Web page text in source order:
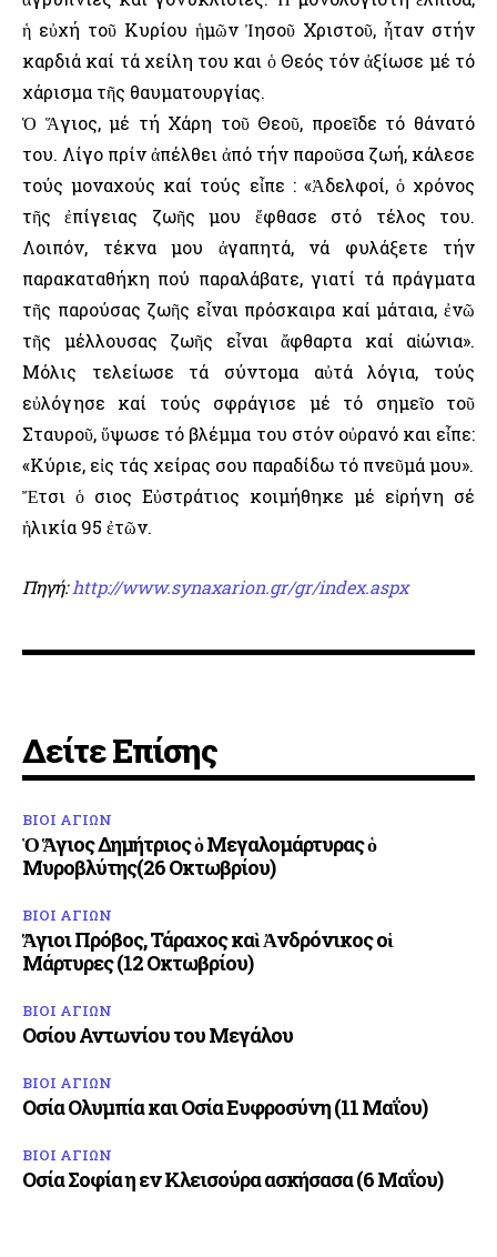
ἡ εὐχή τοῦ Κυρίου ἡμῶν Ἰησοῦ Χριστοῦ, ἦταν στήν
καρδιά καί τά χείλη του και ὁ Θεός τόν ἀξίωσε μέ τό
χάρισμα τῆς θαυματουργίας.
Ὁ Ἅγιος, μέ τή Χάρη τοῦ Θεοῦ, προεῖδε τό θάνατό
του. Λίγο πρίν ἀπέλθει ἀπό τήν παροῦσα ζωή, κάλεσε
τούς μοναχούς καί τούς εἶπε : «Ἀδελφοί, ὁ χρόνος
τῆς ἐπίγειας ζωῆς μου ἔφθασε στό τέλος του.
Λοιπόν, τέκνα μου ἀγαπητά, νά φυλάξετε τήν
παρακαταθήκη πού παραλάβατε, γιατί τά πράγματα
τῆς παρούσας ζωῆς εἶναι πρόσκαιρα καί μάταια, ἐνῶ
τῆς μέλλουσας ζωῆς εἶναι ἄφθαρτα καί αἰώνια».
Μόλις τελείωσε τά σύντομα αὐτά λόγια, τούς
εὐλόγησε καί τούς σφράγισε μέ τό σημεῖο τοῦ
Σταυροῦ, ὕψωσε τό βλέμμα του στόν οὐρανό και εἶπε:
«Κύριε, εἰς τάς χείρας σου παραδίδω τό πνεῦμά μου».
Ἔτσι ὁ Ὅσιος Εὐστράτιος κοιμήθηκε μέ εἰρήνη σέ
ἡλικία 95 ἐτῶν.
Πηγή:http://www.synaxarion.gr/gr/index.aspx
Δείτε Επίσης
ΒΙΟΙ ΑΓΙΩΝ
Ὁ Ἅγιος Δημήτριος ὁ Μεγαλομάρτυρας ὁ
Μυροβλύτης(26 Οκτωβρίου)
ΒΙΟΙ ΑΓΙΩΝ
Ἅγιοι Πρόβος, Τάραχος καὶ Ἀνδρόνικος οἱ
Μάρτυρες (12 Οκτωβρίου)
ΒΙΟΙ ΑΓΙΩΝ
Οσίου Αντωνίου του Μεγάλου
ΒΙΟΙ ΑΓΙΩΝ
Οσία Ολυμπία και Οσία Ευφροσύνη (11 Μαΐου)
ΒΙΟΙ ΑΓΙΩΝ
Οσία Σοφία η εν Κλεισούρα ασκήσασα (6 Μαΐου)